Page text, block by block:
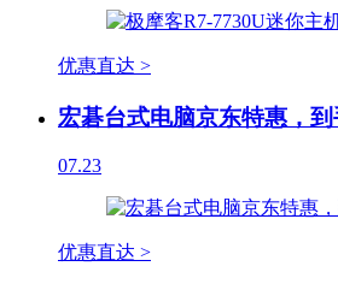
优惠直达 >
宏碁台式电脑京东特惠，
07.23
优惠直达 >